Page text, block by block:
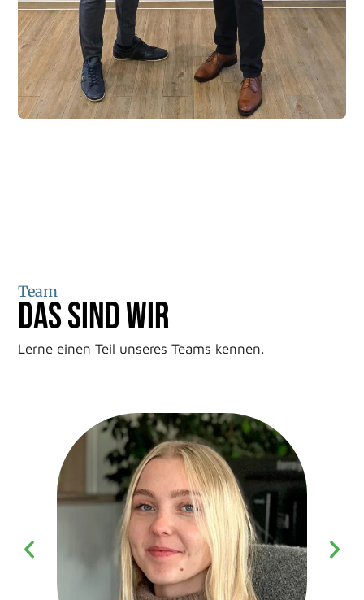
Team
Das sind wir
Lerne einen Teil unseres Teams kennen.